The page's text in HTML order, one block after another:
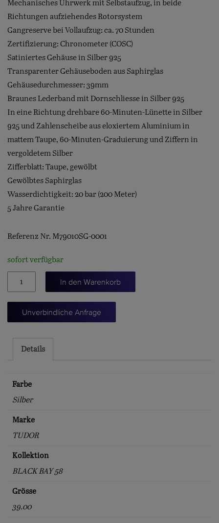
Mechanisches Uhrwerk mit Selbstaufzug, in beide
Richtungen aufziehendes Rotorsystem
Gangreserve bei Vollaufzug: ca. 70 Stunden
Zertifizierung: Chronometer (COSC)
Satiniertes Gehäuse in Silber 925
Transparenter Gehäuseboden aus Saphirglas
Gehäusedurchmesser: 39mm
Braunes Lederband mit Dornschliesse in Silber 925
In eine Richtung drehbare 60-Minuten-Lünette in Silber
925 und Zahlenscheibe aus eloxiertem Aluminium in
mattem Taupe, 60-Minuten-Graduierung und Ziffern in
vergoldetem Silber
Zifferblatt: Taupe, gewölbt
Gewölbtes Saphirglas
Wasserdichtigkeit: 20 bar (200 Meter)
5 Jahre Garantie
Referenz Nr. M79010SG-0001
sofort verfügbar
BAY
In den Warenkorb
Unverbindliche Anfrage
Details
Farbe
Silber
Marke
TUDOR
Kollektion
BLACK BAY 58
Grösse
39.00